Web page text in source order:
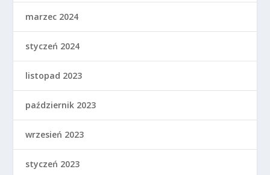
marzec 2024
styczeń 2024
listopad 2023
październik 2023
wrzesień 2023
styczeń 2023